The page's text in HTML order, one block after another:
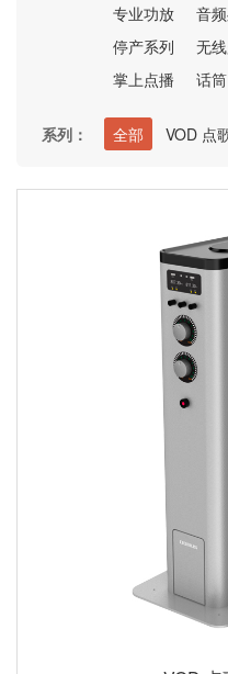
专业功放
音
停产系列
无
掌上点播
话筒
系列： 全部 VOD 点